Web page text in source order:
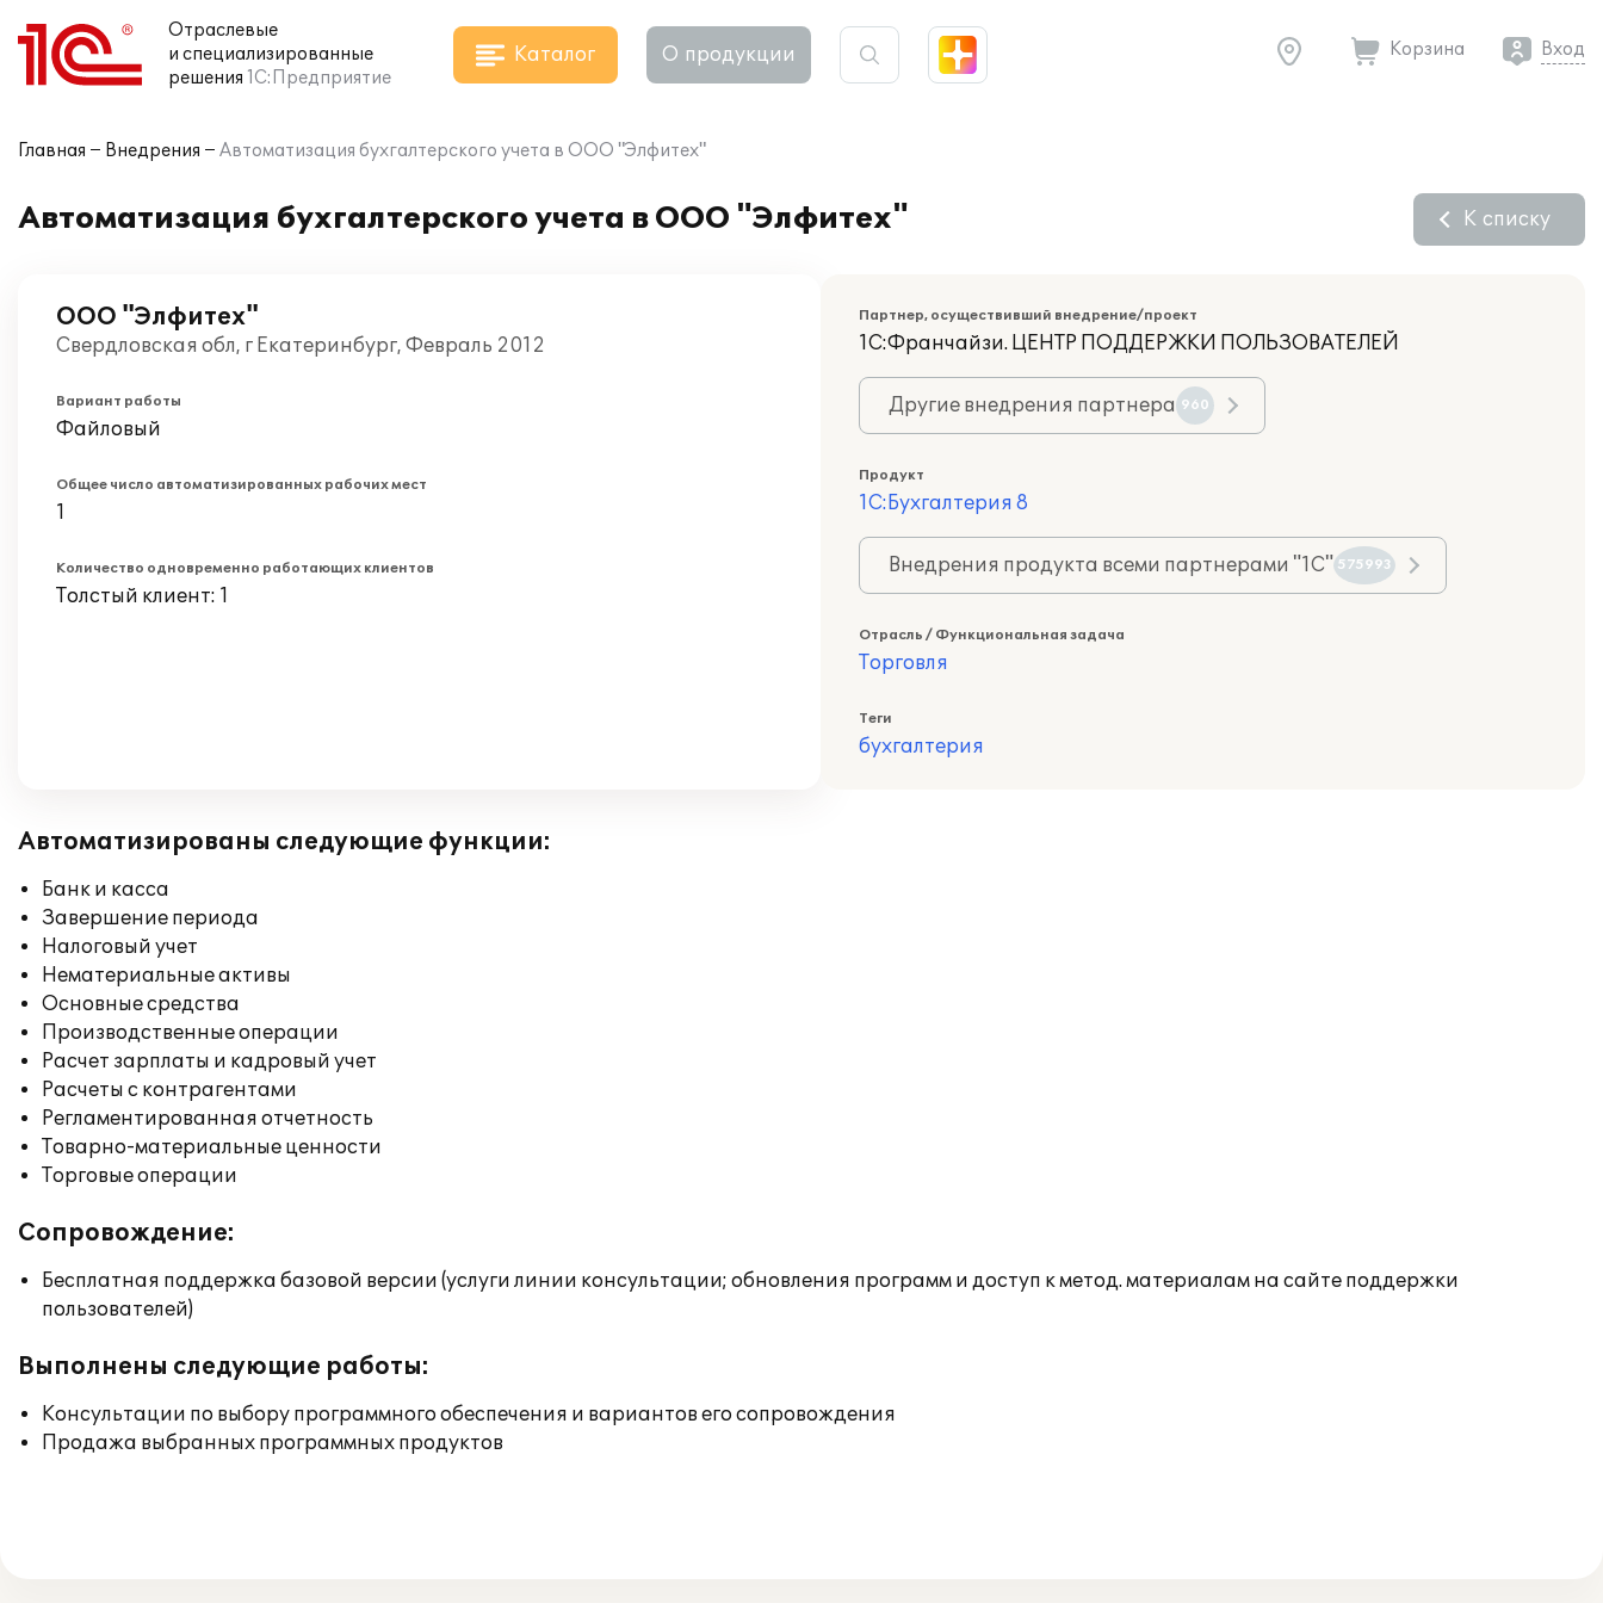
Отраслевые
и специализированные
решения 1С:Предприятие
Каталог О продукции Корзина Вход
Главная Внедрения Автоматизация бухгалтерского учета в ООО "Элфитех"
Автоматизация бухгалтерского учета в ООО "Элфитех" К списку
ООО "Элфитех"
Свердловская обл, г Екатеринбург, Февраль 2012
Вариант работы
Файловый
Общее число автоматизированных рабочих мест
1
Количество одновременно работающих клиентов
Толстый клиент: 1
Партнер, осуществивший внедрение/проект
1С:Франчайзи. ЦЕНТР ПОДДЕРЖКИ ПОЛЬЗОВАТЕЛЕЙ
Другие внедрения партнера 960
Продукт
1С:Бухгалтерия 8
Внедрения продукта всеми партнерами "1С" 575993
Отрасль / Функциональная задача
Торговля
Теги
бухгалтерия
Автоматизированы следующие функции:
Банк и касса
Завершение периода
Налоговый учет
Нематериальные активы
Основные средства
Производственные операции
Расчет зарплаты и кадровый учет
Расчеты с контрагентами
Регламентированная отчетность
Товарно-материальные ценности
Торговые операции
Сопровождение:
Бесплатная поддержка базовой версии (услуги линии консультации; обновления программ и доступ к метод. материалам на сайте поддержки
пользователей)
Выполнены следующие работы:
Консультации по выбору программного обеспечения и вариантов его сопровождения
Продажа выбранных программных продуктов